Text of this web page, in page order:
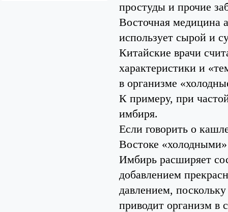
простуды и прочие
Восточная медицина
использует сырой и
Китайские врачи
характеристики и
в организме
К примеру, при
имбиря.
Если говорить о
Востоке
Имбирь расширяет
добавлением
давлением,
приводит организм в